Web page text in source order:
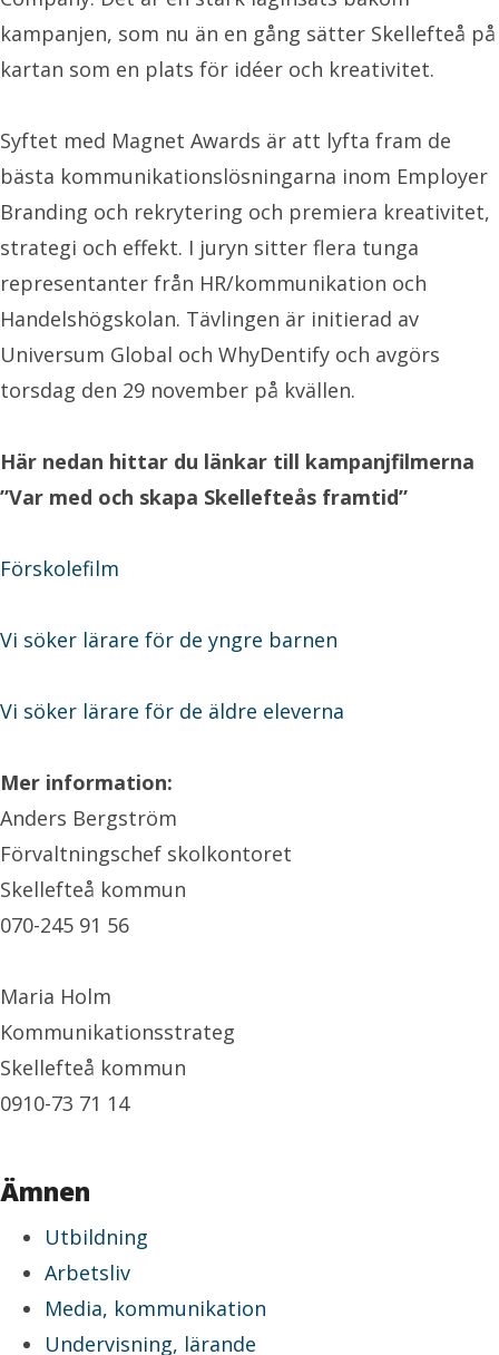
kampanjen, som nu än en gång sätter Skellefteå på
kartan som en plats för idéer och kreativitet.
Syftet med Magnet Awards är att lyfta fram de
bästa kommunikationslösningarna inom Employer
Branding och rekrytering och premiera kreativitet,
strategi och effekt. I juryn sitter flera tunga
representanter från HR/kommunikation och
Handelshögskolan. Tävlingen är initierad av
Universum Global och WhyDentify och avgörs
torsdag den 29 november på kvällen.
Här nedan hittar du länkar till kampanjfilmerna
”Var med och skapa Skellefteås framtid”
Förskolefilm
Vi söker lärare för de yngre barnen
Vi söker lärare för de äldre eleverna
Mer information:
Anders Bergström
Förvaltningschef skolkontoret
Skellefteå kommun
070-245 91 56
Maria Holm
Kommunikationsstrateg
Skellefteå kommun
0910-73 71 14
Ämnen
Utbildning
Arbetsliv
Media, kommunikation
Undervisning, lärande